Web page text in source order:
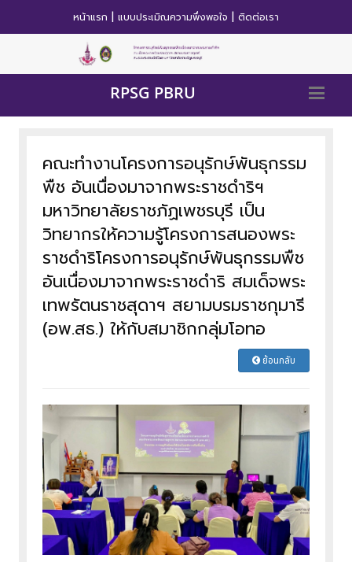
หน้าแรก | แบบประเมิณความพึ่งพอใจ | ติดต่อเรา
RPSG PBRU
คณะทำงานโครงการอนุรักษ์พันธุกรรม
พืช อันเนื่องมาจากพระราชดำริฯ
มหาวิทยาลัยราชภัฏเพชรบุรี เป็น
วิทยากรให้ความรู้โครงการสนองพระ
ราชดำริโครงการอนุรักษ์พันธุกรรมพืช
อันเนื่องมาจากพระราชดำริ สมเด็จพระ
เทพรัตนราชสุดาฯ สยามบรมราชกุมารี
(อพ.สธ.) ให้กับสมาชิกกลุ่มโอทอ
ย้อนกลับ